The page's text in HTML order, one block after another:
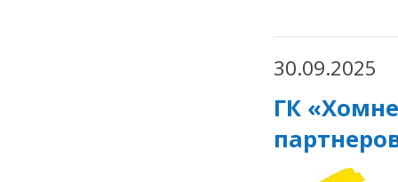
30.09.2025
ГК